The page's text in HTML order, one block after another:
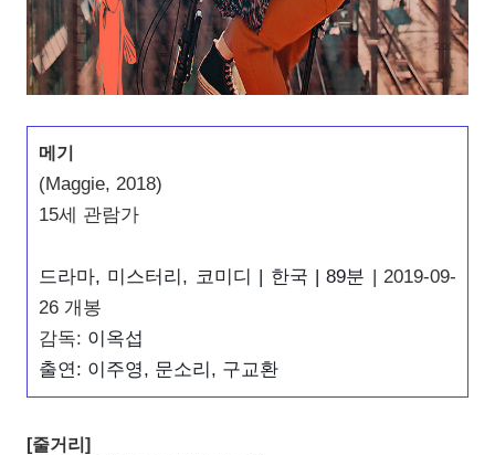
메기
(Maggie, 2018)
15세 관람가
드라마, 미스터리, 코미디 | 한국 | 89분 | 2019-09-
26 개봉
감독: 이옥섭
출연: 이주영, 문소리, 구교환
[줄거리]